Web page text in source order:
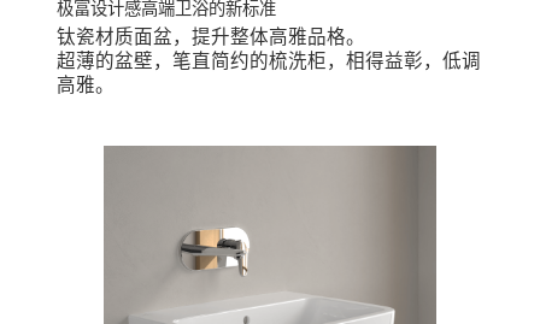
钛瓷材质面盆，提升整体高雅品格。
超薄的盆壁，笔直简约的梳洗柜，相得益彰，低调
高雅。